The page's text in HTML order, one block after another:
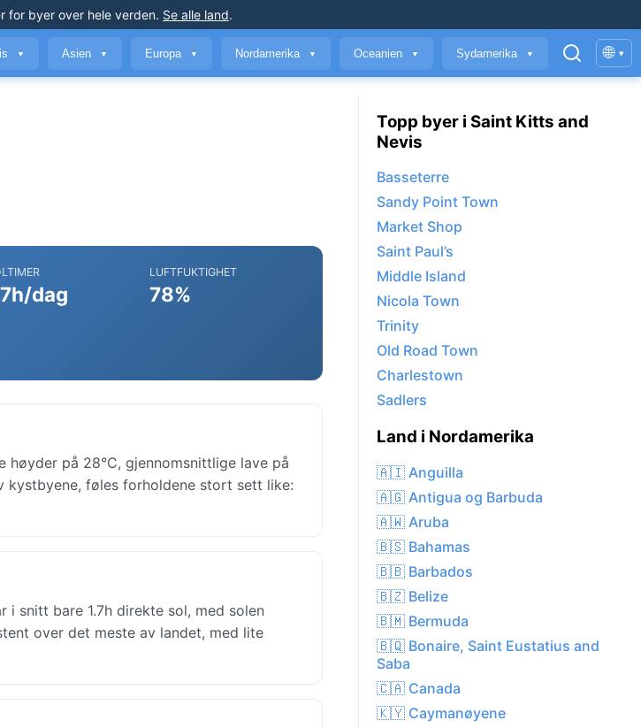
for byer over hele verden. Se alle land.
▼ Asien ▼ Europa ▼ Nordamerika ▼ Oceanien ▼ Sydamerika ▼ 🌐 ▾
dag
LUFTFUKTIGHET
78%
på 28°C, gjennomsnittlige lave på
kystbyene, føles forholdene stort sett like:
i snitt bare 1.7h direkte sol, med solen
over det meste av landet, med lite
Topp byer i Saint Kitts and
Nevis
Basseterre
Sandy Point Town
Market Shop
Saint Paul’s
Middle Island
Nicola Town
Trinity
Old Road Town
Charlestown
Sadlers
Land i Nordamerika
🇦🇮 Anguilla
🇦🇬 Antigua og Barbuda
🇦🇼 Aruba
🇧🇸 Bahamas
🇧🇧 Barbados
🇧🇿 Belize
🇧🇲 Bermuda
🇧🇶 Bonaire, Saint Eustatius and
Saba
🇨🇦 Canada
🇰🇾 Caymanøyene